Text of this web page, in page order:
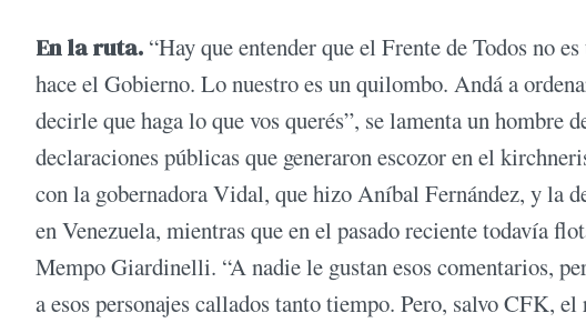
En la ruta. “Hay que entender que el Frente de Todos no
hace el Gobierno. Lo nuestro es un quilombo. Andá a
decirle que haga lo que vos querés”, se lamenta un hombre
declaraciones públicas que generaron escozor en el
con la gobernadora Vidal, que hizo Aníbal Fernández, y la
en Venezuela, mientras que en el pasado reciente todavía
Mempo Giardinelli. “A nadie le gustan esos comentarios,
a esos personajes callados tanto tiempo. Pero, salvo CFK,